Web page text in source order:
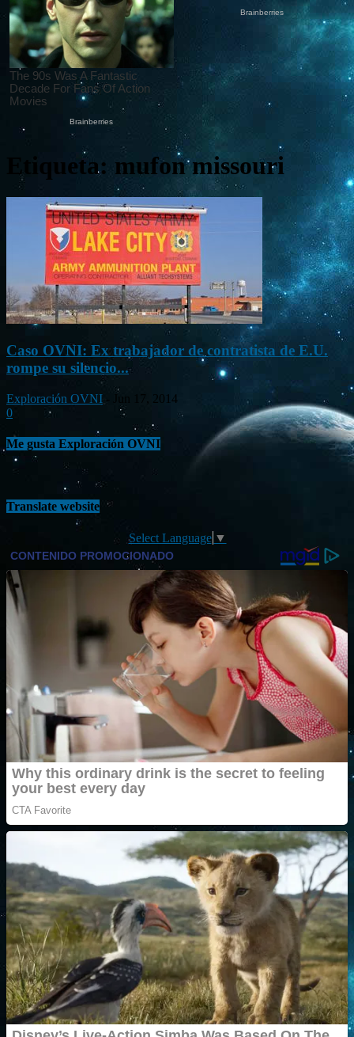
Etiqueta: mufon missouri
Caso OVNI: Ex trabajador de contratista de E.U.
rompe su silencio...
Exploración OVNI
Jun 17, 2014
0
Me gusta Exploración OVNI
Translate website
Select Language ▼